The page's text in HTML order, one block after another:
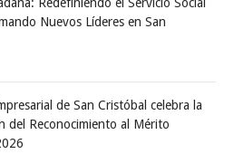
Nuevos Líderes en San
de San Cristóbal celebra la
del Reconocimiento al Mérito